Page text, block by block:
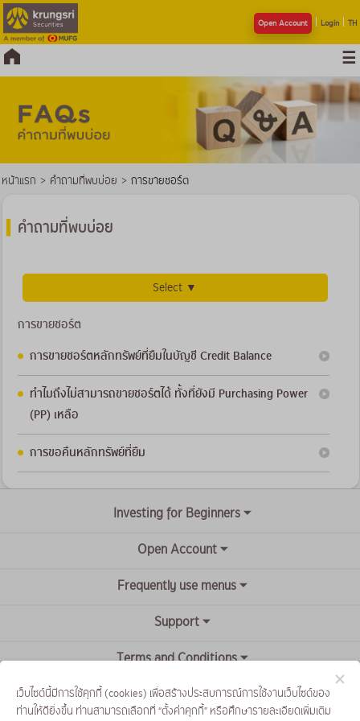
Open Account Login TH
หน้าแรก > คำถามที่พบบ่อย > การขายชอร์ต
คำถามที่พบบ่อย
Select ▼
การขายชอร์ต
การขายชอร์ตหลักทรัพย์ที่ยืมในบัญชี Credit Balance
ทำไมถึงไม่สามารถขายชอร์ตได้ ทั้งที่ยังมี Purchasing Power
(PP) เหลือ
การขอคืนหลักทรัพย์ที่ยืม
Investing for Beginners
Open Account
Frequently use menus
Support
Terms and Conditions
เว็บไซต์นี้มีการใช้คุกกี้ (cookies) เพื่อสร้างประสบการณ์การใช้งานเว็บไซต์ของ
ท่านให้ดียิ่งขึ้น ท่านสามารถเลือกที่ “ตั้งค่าคุกกี้” หรือศึกษารายละเอียดเพิ่มเติม